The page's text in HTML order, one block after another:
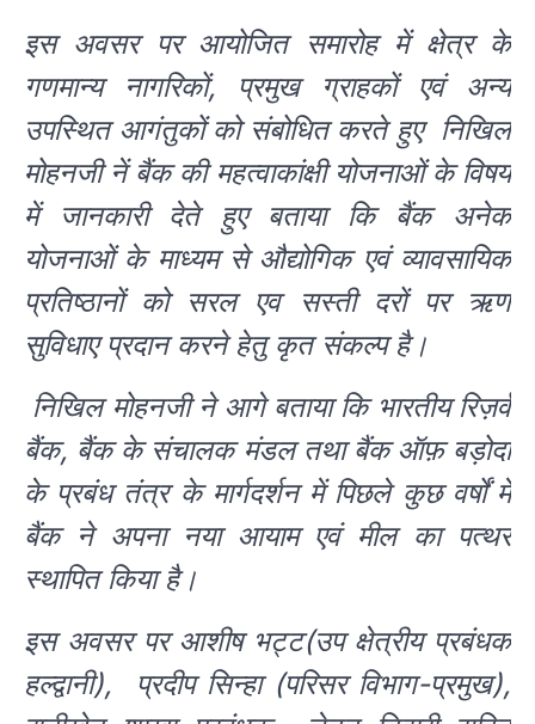
इस अवसर पर आयोजित समारोह में क्षेत्र के
गणमान्य नागरिकों, प्रमुख ग्राहकों एवं अन्य
उपस्थित आगंतुकों को संबोधित करते हुए निखिल
मोहनजी नें बैंक की महत्वाकांक्षी योजनाओं के विषय
में जानकारी देते हुए बताया कि बैंक अनेक
योजनाओं के माध्यम से औद्योगिक एवं व्यावसायिक
प्रतिष्ठानों को सरल एव सस्ती दरों पर ऋण
सुविधाए प्रदान करने हेतु कृत संकल्प है।
निखिल मोहनजी ने आगे बताया कि भारतीय रिज़र्व
बैंक, बैंक के संचालक मंडल तथा बैंक ऑफ़ बड़ोदा
के प्रबंध तंत्र के मार्गदर्शन में पिछले कुछ वर्षों में
बैंक ने अपना नया आयाम एवं मील का पत्थर
स्थापित किया है।
इस अवसर पर आशीष भट्ट(उप क्षेत्रीय प्रबंधक
हल्द्वानी), प्रदीप सिन्हा (परिसर विभाग-प्रमुख),